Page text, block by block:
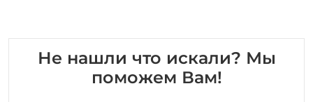
Не нашли что искали? Мы
поможем Вам!